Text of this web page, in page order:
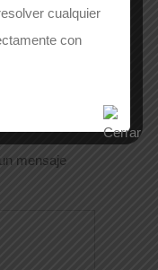
mensaje
cualquier
con